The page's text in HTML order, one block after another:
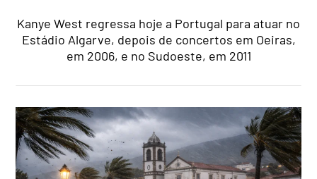
Kanye West regressa hoje a Portugal para atuar no
Estádio Algarve, depois de concertos em Oeiras,
em 2006, e no Sudoeste, em 2011